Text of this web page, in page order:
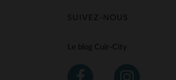
SUIVEZ-NOUS
Le blog Cuir-City